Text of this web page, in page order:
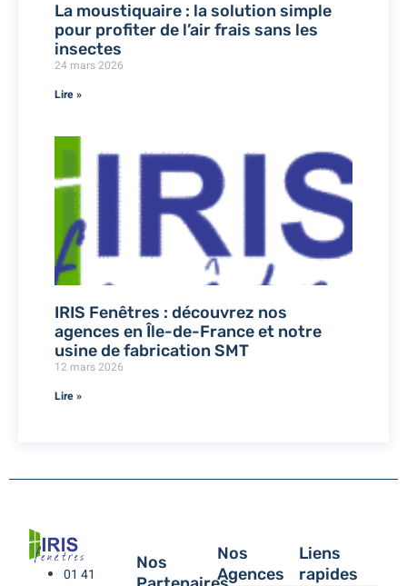
La moustiquaire : la solution simple
pour profiter de l’air frais sans les
insectes
24 mars 2026
Lire »
IRIS Fenêtres : découvrez nos
agences en Île-de-France et notre
usine de fabrication SMT
12 mars 2026
Lire »
01 41
Nos
Nos
Agences
Liens
rapides